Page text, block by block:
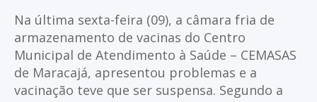
Na última sexta-feira (09), a câmara fria de
armazenamento de vacinas do Centro
Municipal de Atendimento à Saúde – CEMASAS
de Maracajá, apresentou problemas e a
vacinação teve que ser suspensa. Segundo a